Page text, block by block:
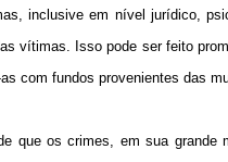
inclusive em nível jurídico,
vítimas. Isso pode ser feito
com fundos provenientes das
que os crimes, em sua grande